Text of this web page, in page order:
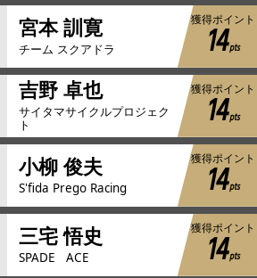
宮本 訓寛
チーム スクアドラ
獲得ポイント
14pts
吉野 卓也
サイタマサイクルプロジェク
ト
獲得ポイント
14pts
小柳 俊夫
S'fida Prego Racing
獲得ポイント
14pts
三宅 悟史
SPADE ACE
獲得ポイント
14pts